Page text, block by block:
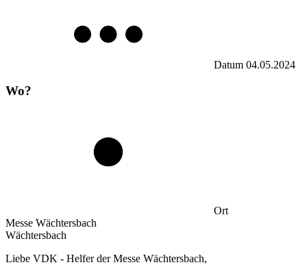
Datum 04.05.2024
Wo?
Ort
Messe Wächtersbach
Wächtersbach
Liebe VDK - Helfer der Messe Wächtersbach,